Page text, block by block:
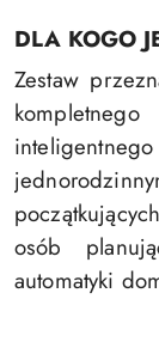
DLA KOGO
Zestaw
osób
automatyki